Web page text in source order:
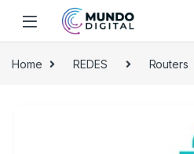
Skip to navigation
Skip to content
Home REDES Routers